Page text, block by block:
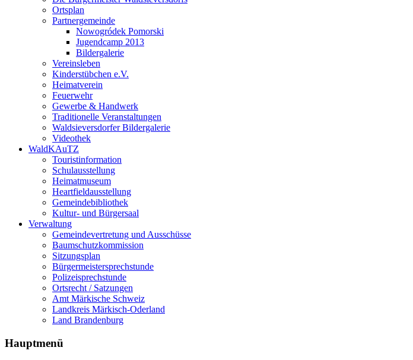
Ortsplan
Partnergemeinde
Nowogródek Pomorski
Jugendcamp 2013
Bildergalerie
Vereinsleben
Kinderstübchen e.V.
Heimatverein
Feuerwehr
Gewerbe & Handwerk
Traditionelle Veranstaltungen
Waldsieversdorfer Bildergalerie
Videothek
WaldKAuTZ
Touristinformation
Schulausstellung
Heimatmuseum
Heartfieldausstellung
Gemeindebibliothek
Kultur- und Bürgersaal
Verwaltung
Gemeindevertretung und Ausschüsse
Baumschutzkommission
Sitzungsplan
Bürgermeistersprechstunde
Polizeisprechstunde
Ortsrecht / Satzungen
Amt Märkische Schweiz
Landkreis Märkisch-Oderland
Land Brandenburg
Hauptmenü